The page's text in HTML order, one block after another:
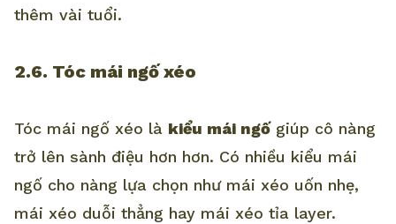
thêm vài tuổi.
2.6. Tóc mái ngố xéo
Tóc mái ngố xéo là kiểu mái ngốgiúp cô nàng
trở lên sành điệu hơn hơn. Có nhiều kiểu mái
ngố cho nàng lựa chọn như mái xéo uốn nhẹ,
mái xéo duỗi thẳng hay mái xéo tỉa layer.